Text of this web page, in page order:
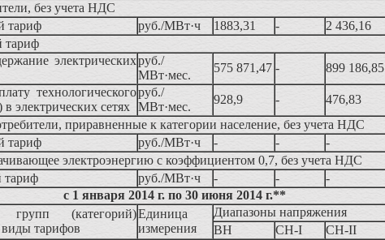
без учета НДС
тариф руб./МВт·ч 1883,31 - 2 436,16
тариф
электрическихруб./
МВт·мес.
575 871,47 - 899 186,85
технологического
в электрических сетях
руб./
МВт·мес.
928,9 - 476,83
приравненные к категории население, без учета НДС
тариф руб./МВт·ч - - -
электроэнергию с коэффициентом 0,7, без учета НДС
тариф руб./МВт·ч - - -
с 1 января 2014 г. по 30 июня 2014 г.**
групп (категорий)
тарифов
Единица
измерения
Диапазоны напряжения
ВН
СН-I СН-II